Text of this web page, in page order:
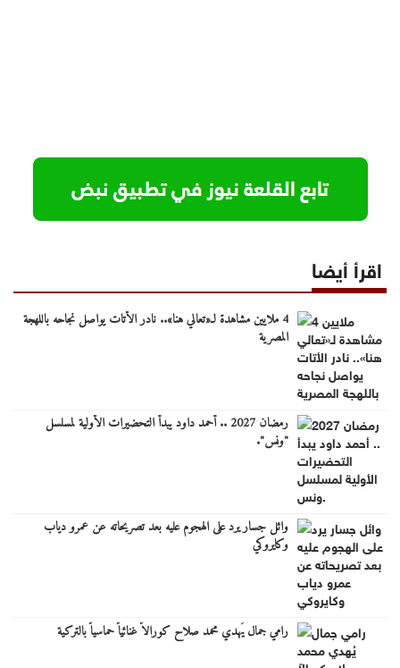
اقرأ أيضا
4 ملايين مشاهدة لـ«تعالي هنا».. نادر الأتات يواصل نجاحه باللهجة
المصرية
رمضان 2027 .. أحمد داود يبدأ التحضيرات الأولية لمسلسل
"ونس".
وائل جسار يرد على الهجوم عليه بعد تصريحاته عن عمرو دياب
وكايروكي
رامي جمال يُهدي محمد صلاح كورالاً غنائياً حماسياً بالتركية